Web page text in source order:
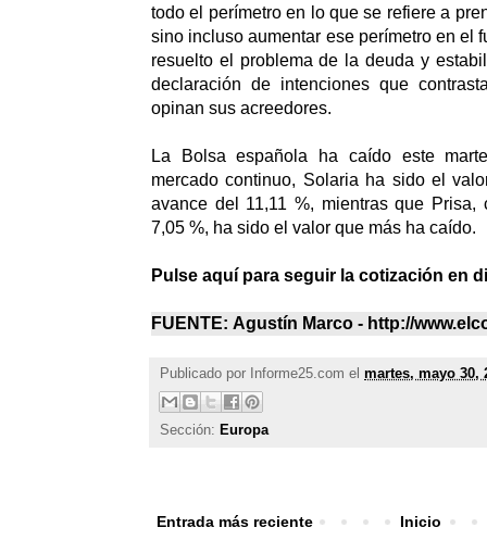
todo el perímetro en lo que se refiere a
sino incluso aumentar ese perímetro en el
resuelto el problema de la deuda y
declaración de intenciones que
opinan sus acreedores.
La Bolsa española ha caído este
mercado continuo, Solaria ha sido el
avance del 11,11 %, mientras que Prisa,
7,05 %, ha sido el valor que más ha caído.
Pulse aquí para seguir la cotización en
FUENTE: Agustín Marco - http://
Publicado por Informe25.com el martes, mayo 30,
Sección: Europa
Entrada más reciente Inicio